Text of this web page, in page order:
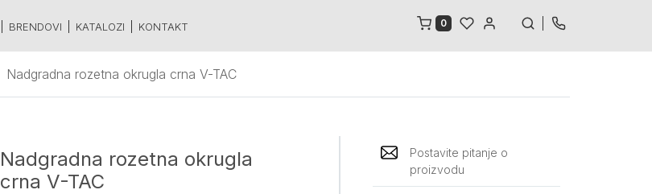
BRENDOVI KATALOZI KONTAKT 0
Nadgradna rozetna okrugla crna V-TAC
Nadgradna rozetna okrugla
crna V-TAC
Postavite pitanje o
proizvodu